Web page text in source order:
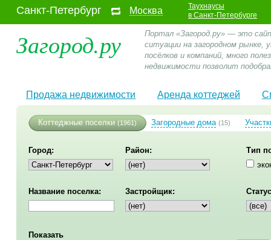
Санкт-Петербург Москва
Таухнаусы
в Санкт-Петербурге
Загород.ру
Портал «Загород.ру» — это
ситуации на загородном
посёлков и компаний, много
недвижимости позволит
Продажа недвижимости Аренда коттеджей
Коттеджные поселки (1961) Загородные дома (15)
Город: Район:
Тип
Название поселка: Застройщик:
Показать